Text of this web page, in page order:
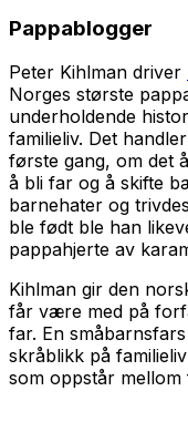
Pappablogger
Peter Kihlman driver
Norges største
underholdende
familieliv. Det
første gang, om det
å bli far og å skifte
barnehater og
ble født ble han
pappahjerte av
Kihlman gir den
får være med på
far. En
skråblikk på
som oppstår